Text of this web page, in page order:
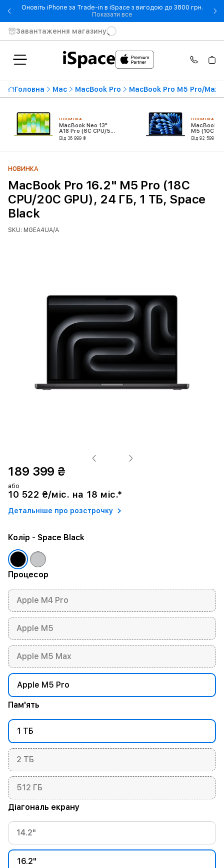
Оновіть iPhone за Trade-in в iSpace з вигодою до 3800 грн.
Показати все- Оновіть iPhone за Trade-in
Завантаження магазину
Головна Mac MacBook Pro MacBook Pro M5 Pro/Max
НОВИНКА
MacBook Neo 13"
A18 Pro (6C CPU/5C
GPU)
Від 36 999 ₴
НОВИНКА
MacBook
M5 (10C
GPU)
Від 92 599 ₴
НОВИНКА
MacBook Pro 16.2" M5 Pro (18C
CPU/20C GPU), 24 ГБ, 1 ТБ, Space
Black
SKU: MGEA4UA/A
189 399 ₴
або
10 522 ₴/міс. на 18 міс.*
Детальніше про розстрочку
Процесор
Apple M4 Pro
Apple M5
Apple M5 Max
Apple M5 Pro
Пам'ять
1 ТБ
2 ТБ
512 ГБ
Діагональ екрану
14.2"
16.2"
Колір - Space Black